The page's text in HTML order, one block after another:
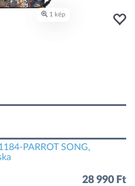
PARROT SONG,
28 990 Ft